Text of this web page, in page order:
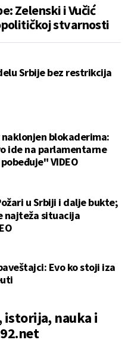
Zelenski i Vučić
stvarnosti
Srbije bez restrikcija
blokaderima:
ide na parlamentarne
VIDEO
u Srbiji i dalje bukte;
najteža situacija
Evo ko stoji iza
nauka i